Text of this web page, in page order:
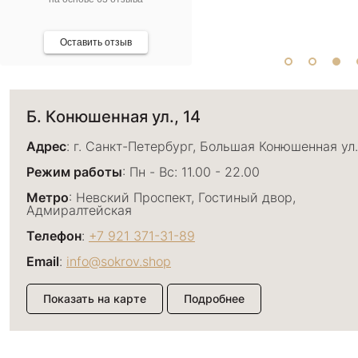
Оставить отзыв
Б. Конюшенная ул., 14
Адрес: г. Санкт-Петербург, Большая Конюшенная
Режим работы: Пн - Вс: 11.00 - 22.00
Метро: Невский Проспект, Гостиный двор,
Адмиралтейская
Телефон: +7 921 371-31-89
Email: info@sokrov.shop
Показать на карте Подробнее